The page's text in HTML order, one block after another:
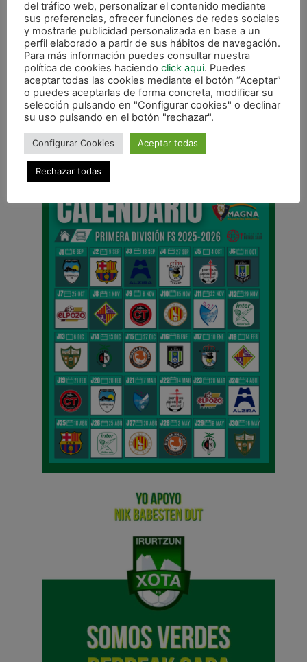
ANTERIOR
Tropiezo copero ante el EDF
CALENDARIO DE LIGA
del tráfico web, personalizar el contenido mediante
sus preferencias, ofrecer funciones de redes sociales
y mostrarle publicidad personalizada en base a un
perfil elaborado a partir de sus hábitos de navegación.
Para más información puedes consultar nuestra
política de cookies haciendo click aqui. Puedes
aceptar todas las cookies mediante el botón “Aceptar”
o puedes aceptarlas de forma concreta, modificar su
selección pulsando en "Configurar cookies" o declinar
su uso pulsando en el botón "rechazar".
Configurar Cookies Aceptar todas
Rechazar todas